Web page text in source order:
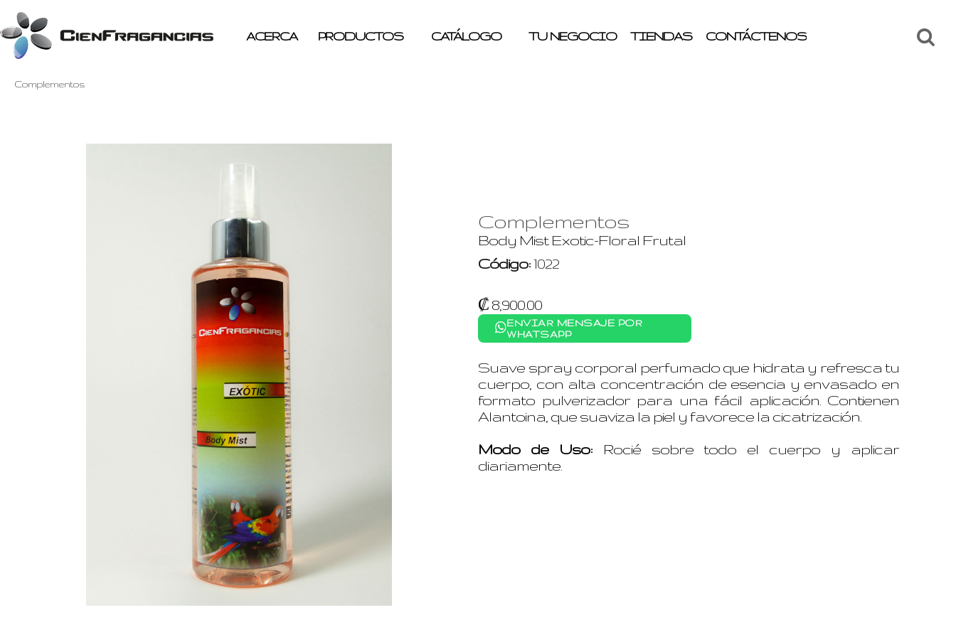
ACERCA PRODUCTOS CATÁLOGO TU NEGOCIO TIENDAS CONTÁCTENOS
Complementos
Complementos
Body Mist Exotic-Floral Frutal
Código:1022
₡ 8,900.00
ENVIAR MENSAJE POR
WHATSAPP
Suave spray corporal perfumado que hidrata y refresca tu
cuerpo, con alta concentración de esencia y envasado en
formato pulverizador para una fácil aplicación. Contienen
Alantoina, que suaviza la piel y favorece la cicatrización.
Modo de Uso:
Rocié sobre todo el cuerpo y aplicar
diariamente.